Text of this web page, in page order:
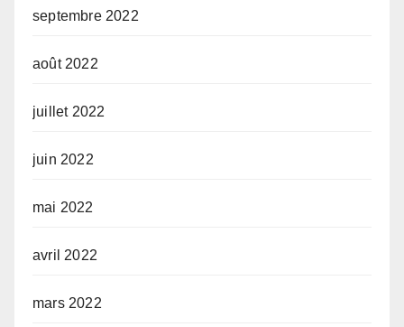
septembre 2022
août 2022
juillet 2022
juin 2022
mai 2022
avril 2022
mars 2022